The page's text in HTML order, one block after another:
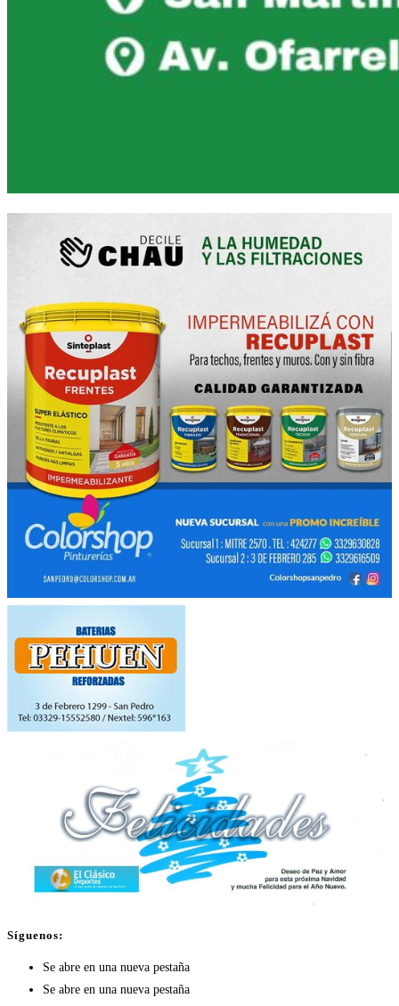
Síguenos:
Se abre en una nueva pestaña
Se abre en una nueva pestaña